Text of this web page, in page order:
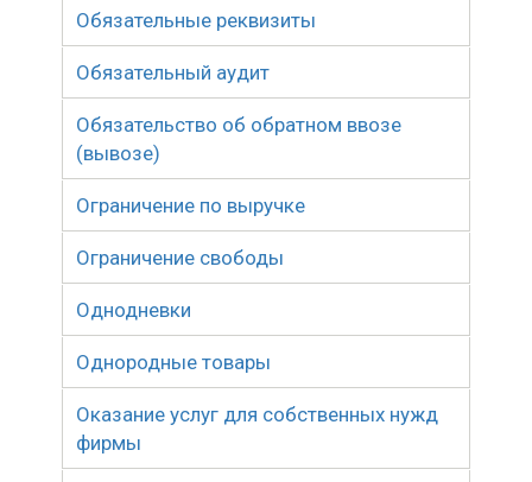
Обязательные реквизиты
Обязательный аудит
Обязательство об обратном ввозе
(вывозе)
Ограничение по выручке
Ограничение свободы
Однодневки
Однородные товары
Оказание услуг для собственных нужд
фирмы